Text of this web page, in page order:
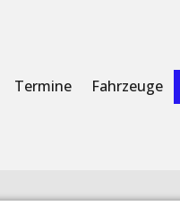
Termine Fahrzeuge